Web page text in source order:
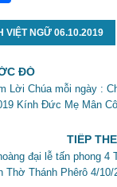
h
ar
e
VIỆT NGỮ 06.10.2019
ĐÓ
Lời Chúa mỗi ngày :
Kính Đức Mẹ Mân
TIẾP
đại lễ tấn phong 4
Thờ Thánh Phêrô 4/10/